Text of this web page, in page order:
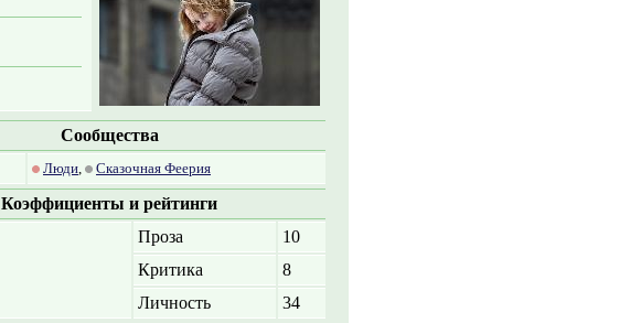
Сообщества
Люди, Сказочная Феерия
Коэффициенты и рейтинги
Проза
10
Критика
8
Личность
34